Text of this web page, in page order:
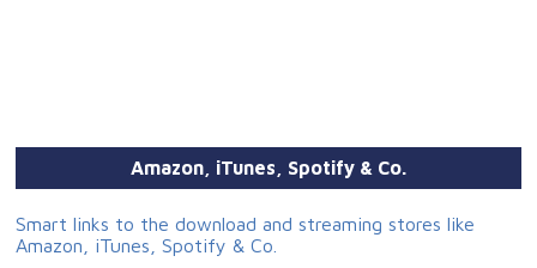
Amazon, iTunes, Spotify & Co.
Smart links to the download and streaming stores like
Amazon, iTunes, Spotify & Co.